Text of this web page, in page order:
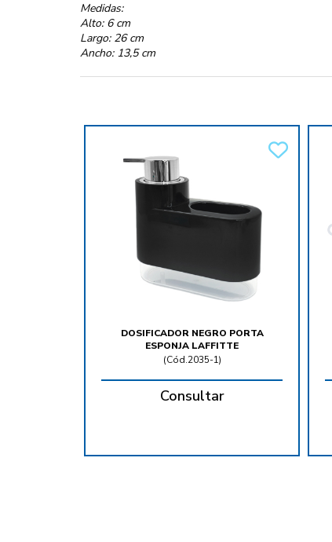
Medidas:
Alto: 6 cm
Largo: 26 cm
Ancho: 13,5 cm
DOSIFICADOR NEGRO PORTA
ESPONJA LAFFITTE
(Cód.2035-1)
Consultar